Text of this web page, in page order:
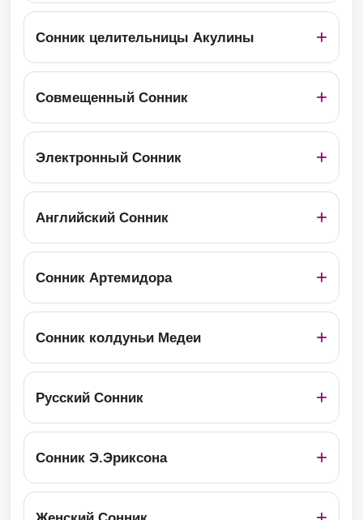
Сонник целительницы Акулины
Совмещенный Сонник
Электронный Сонник
Английский Сонник
Сонник Артемидора
Сонник колдуньи Медеи
Русский Сонник
Сонник Э.Эриксона